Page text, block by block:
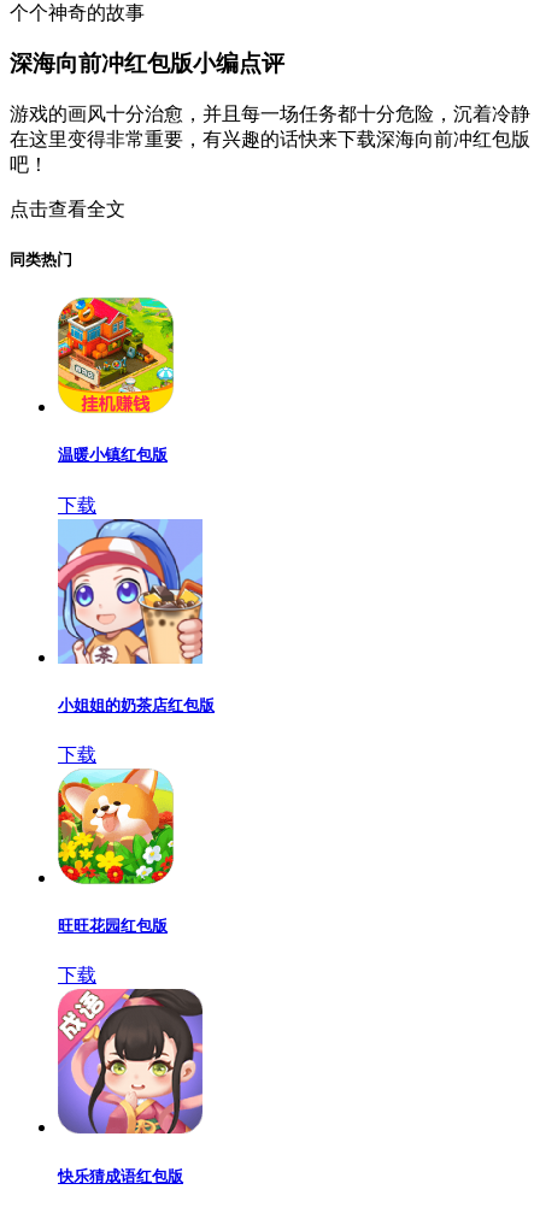
个个神奇的故事
深海向前冲红包版小编点评
游戏的画风十分治愈，并且每一场任务都十分危险，沉着冷静
在这里变得非常重要，有兴趣的话快来下载深海向前冲红包版
吧！
点击查看全文
同类热门
温暖小镇红包版
下载
小姐姐的奶茶店红包版
下载
旺旺花园红包版
下载
快乐猜成语红包版